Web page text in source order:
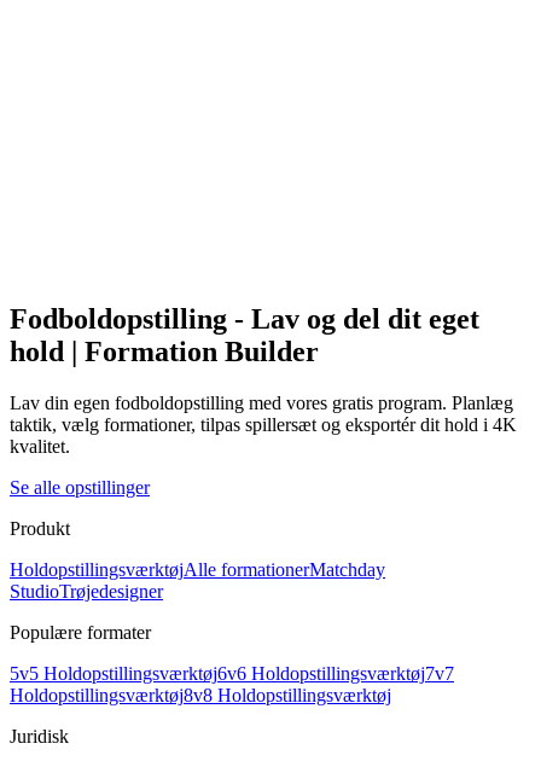
Fodboldopstilling - Lav og del dit eget
hold | Formation Builder
Lav din egen fodboldopstilling med vores gratis program. Planlæg
taktik, vælg formationer, tilpas spillersæt og eksportér dit hold i 4K
kvalitet.
Se alle opstillinger
Produkt
HoldopstillingsværktøjAlle formationerMatchday
StudioTrøjedesigner
Populære formater
5v5 Holdopstillingsværktøj6v6 Holdopstillingsværktøj7v7
Holdopstillingsværktøj8v8 Holdopstillingsværktøj
Juridisk